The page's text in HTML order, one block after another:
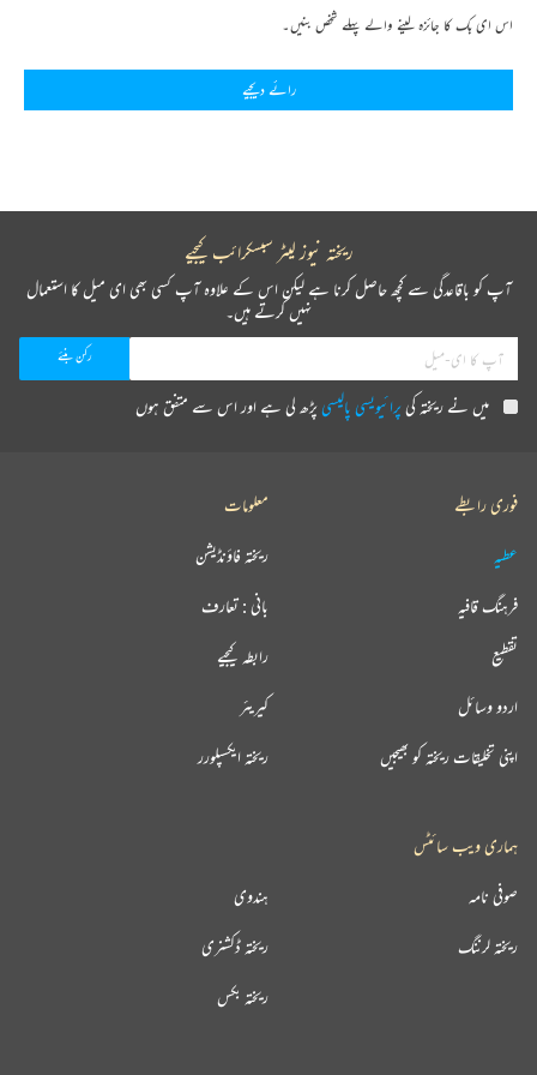
اس ای بک کا جائزہ لینے والے پہلے شخص بنیں۔
رائے دیجیے
ریختہ نیوز لیٹر سبسکرائب کیجیے
آپ کو باقاعدگی سے کچھ حاصل کرنا ہے لیکن اس کے علاوہ آپ کسی بھی ای میل کا استعمال
نہیں کرتے ہیں۔
میں نے ریختہ کیپرائیویسی پالیسیپڑھ لی ہے اور اس سے متفق ہوں
فوری رابطے
عطیہ
فرہنگ قافیہ
تقطیع
اردو وسائل
اپنی تخلیقات ریختہ کو بھیجیں
معلومات
ریختہ فاؤنڈیشن
بانی : تعارف
رابطہ کیجیے
کیریئر
ریختہ ایکسپلورر
ہماری ویب سائٹس
ہندوی صوفی نامہ
ریختہ ڈکشنری ریختہ لرننگ
ریختہ بکس